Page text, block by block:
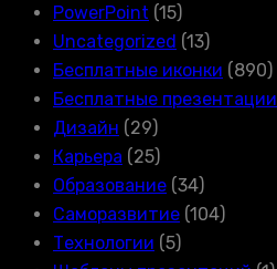
PowerPoint (15)
Uncategorized (13)
Бесплатные иконки (890)
Бесплатные презентации
Дизайн (29)
Карьера (25)
Образование (34)
Саморазвитие (104)
Технологии (5)